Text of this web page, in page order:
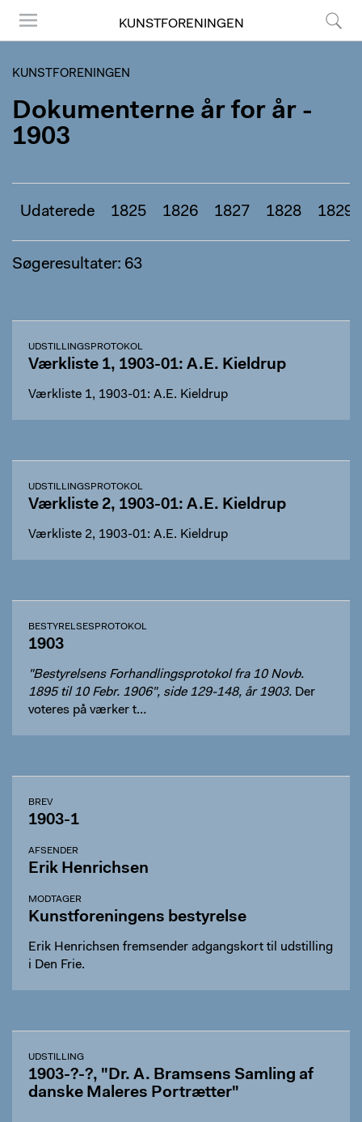
KUNSTFORENINGEN
KUNSTFORENINGEN
Dokumenterne år for år -
1903
Udaterede 1825 1826 1827 1828 1829
Søgeresultater: 63
UDSTILLINGSPROTOKOL
Værkliste 1, 1903-01: A.E. Kieldrup
Værkliste 1, 1903-01: A.E. Kieldrup
UDSTILLINGSPROTOKOL
Værkliste 2, 1903-01: A.E. Kieldrup
Værkliste 2, 1903-01: A.E. Kieldrup
BESTYRELSESPROTOKOL
1903
"Bestyrelsens Forhandlingsprotokol fra 10 Novb.
1895 til 10 Febr. 1906", side 129-148, år 1903. Der
voteres på værker t…
BREV
1903-1
AFSENDER
Erik Henrichsen
MODTAGER
Kunstforeningens bestyrelse
Erik Henrichsen fremsender adgangskort til udstilling
i Den Frie.
UDSTILLING
1903-?-?, "Dr. A. Bramsens Samling af
danske Maleres Portrætter"